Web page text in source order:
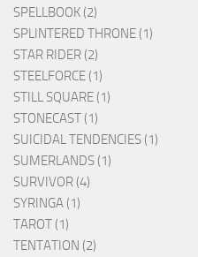
SPELLBOOK (2)
SPLINTERED THRONE (1)
STAR RIDER (2)
STEELFORCE (1)
STILL SQUARE (1)
STONECAST (1)
SUICIDAL TENDENCIES (1)
SUMERLANDS (1)
SURVIVOR (4)
SYRINGA (1)
TAROT (1)
TENTATION (2)